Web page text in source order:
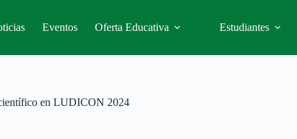
Eventos Oferta Educativa Estudiantes
en LUDICON 2024